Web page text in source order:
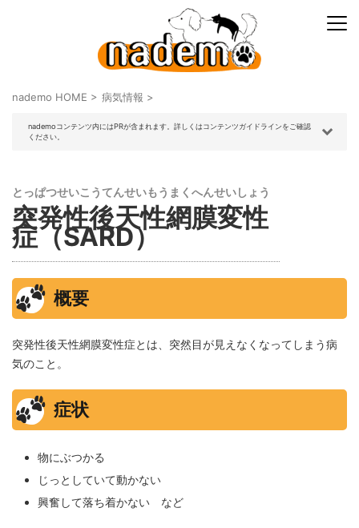
nademo HOME > 病気情報 >
nademoコンテンツ内にはPRが含まれます。詳しくはコンテンツガイドラインをご確認
ください。
とっぱつせいこうてんせいもうまくへんせいしょう
突発性後天性網膜変性
症（SARD）
概要
突発性後天性網膜変性症とは、突然目が見えなくなってしまう病
気のこと。
症状
物にぶつかる
じっとしていて動かない
興奮して落ち着かない など